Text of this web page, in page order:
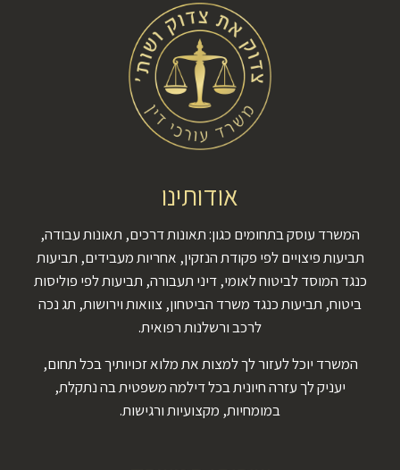
אודותינו
המשרד עוסק בתחומים כגון: תאונות דרכים, תאונות עבודה,
תביעות פיצויים לפי פקודת הנזקין, אחריות מעבידים, תביעות
כנגד המוסד לביטוח לאומי, דיני תעבורה, תביעות לפי פוליסות
ביטוח, תביעות כנגד משרד הביטחון, צוואות וירושות, תג נכה
לרכב ורשלנות רפואית.
המשרד יוכל לעזור לך למצות את מלוא זכויותיך בכל תחום,
יעניק לך עזרה חיונית בכל דילמה משפטית בה נתקלת,
במומחיות, מקצועיות ורגישות.